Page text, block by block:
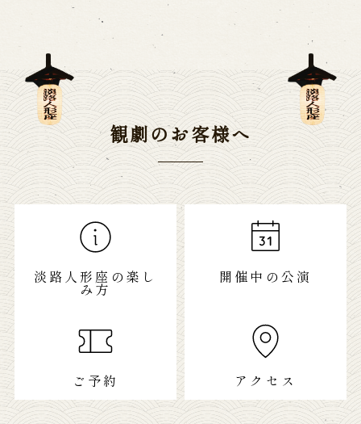
観劇のお客様へ
淡路人形座の楽し
み方
開催中の公演
ご予約 アクセス